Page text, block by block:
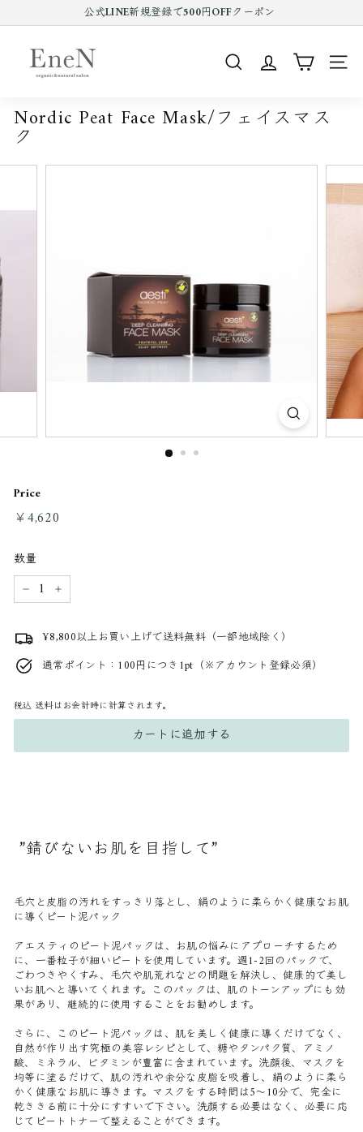
ン
る
Pause
公式LINE新規登録で500円OFFクーポン
N
o
n
l
n
SEARCH
Nordic Peat Face Mask/フェイスマス
ク
Price
通
金
￥4,620
数量
− +
¥8,800以上お買い上げで送料無料（一部地域除く）
通常ポイント：100円につき1pt（※アカウント登録必須）
税込 送料はお会計時に計算されます。
カートに追加する
”錆びないお肌を目指して”
毛穴と皮脂の汚れをすっきり落とし、絹のように柔らかく健康なお肌
に導くピート泥パック
アエスティのピート泥パックは、お肌の悩みにアプローチするため
に、一番粒子が細いピートを使用しています。週1-2回のパックで、
ごわつきやくすみ、毛穴や肌荒れなどの問題を解決し、健康的で美し
いお肌へと導いてくれます。このパックは、肌のトーンアップにも効
果があり、継続的に使用することをお勧めします。
さらに、このピート泥パックは、肌を美しく健康に導くだけでなく、
自然が作り出す究極の美容レシピとして、糖やタンパク質、アミノ
酸、ミネラル、ビタミンが豊富に含まれています。洗顔後、マスクを
均等に塗るだけで、肌の汚れや余分な皮脂を吸着し、絹のように柔ら
かく健康なお肌に導きます。マスクをする時間は5〜10分で、完全に
乾ききる前に十分にすすいで下さい。洗顔する必要はなく、必要に応
じてピートトナーで整えることができます。